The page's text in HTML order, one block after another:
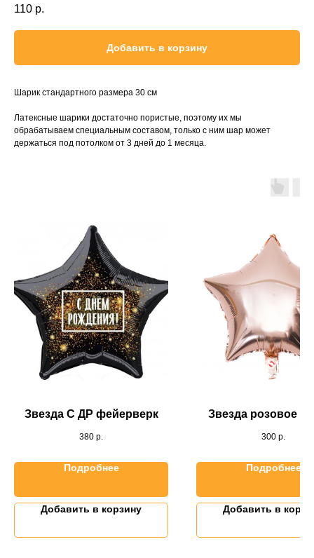
110 р.
Добавить в корзину
Шарик стандартного размера 30 см
Латексные шарики достаточно пористые, поэтому их мы
обрабатываем специальным составом, только с ним шар может
держаться под потолком от 3 дней до 1 месяца.
Звезда С ДР фейерверк
380 р.
Подробнее
Добавить в корзину
Звезда розовое
300 р.
Подробнее
Добавить в